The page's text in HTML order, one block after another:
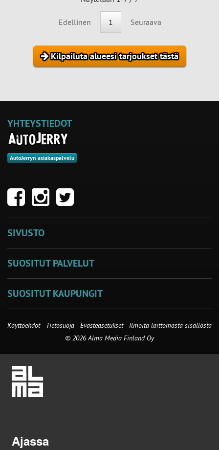
Edellinen 1 Seuraava
Kilpailuta alueesi tarjoukset tästä
YHTEYSTIEDOT
AutoJerryn asiakaspalvelu
SIVUSTO
SUOSITUT PALVELUT
SUOSITUT KAUPUNGIT
Käyttöehdot - Tietosuoja -Evästeasetukset- Ilmoita laittomasta sisällöstä
© 2026 Alma Media Finland Oy